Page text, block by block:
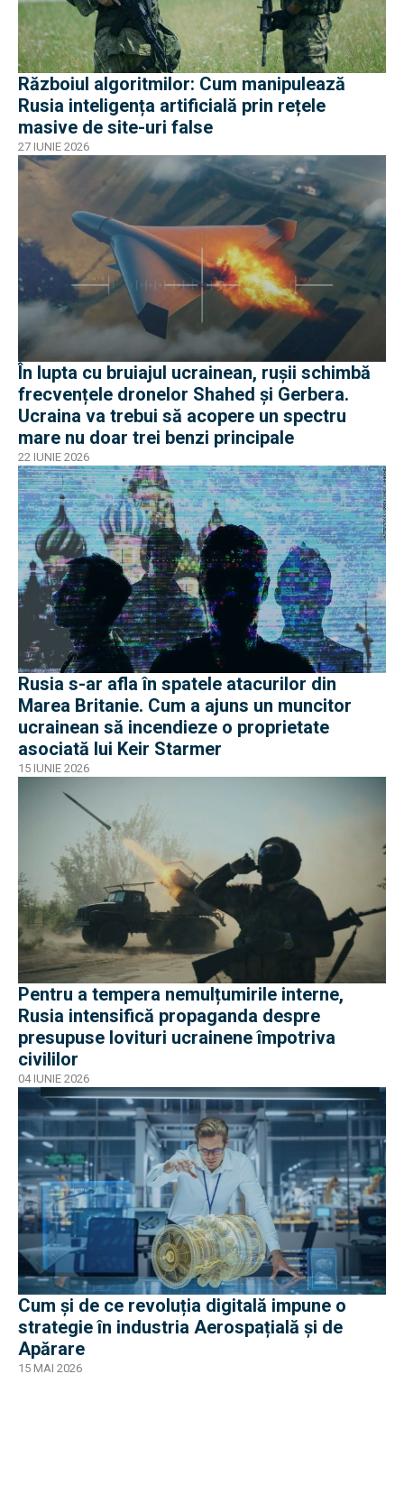
Războiul algoritmilor: Cum manipulează
Rusia inteligența artificială prin rețele
masive de site-uri false
27 IUNIE 2026
În lupta cu bruiajul ucrainean, rușii schimbă
frecvențele dronelor Shahed și Gerbera.
Ucraina va trebui să acopere un spectru
mare nu doar trei benzi principale
22 IUNIE 2026
Rusia s-ar afla în spatele atacurilor din
Marea Britanie. Cum a ajuns un muncitor
ucrainean să incendieze o proprietate
asociată lui Keir Starmer
15 IUNIE 2026
Pentru a tempera nemulțumirile interne,
Rusia intensifică propaganda despre
presupuse lovituri ucrainene împotriva
civililor
04 IUNIE 2026
Cum și de ce revoluția digitală impune o
strategie în industria Aerospațială și de
Apărare
15 MAI 2026